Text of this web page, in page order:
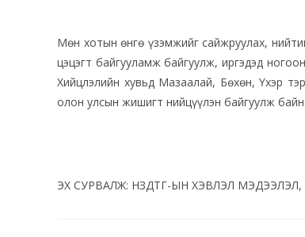
Мөн хотын өнгө үзэмжийг сайжруулах,
цэцэгт байгууламж байгуулж, иргэдэд
Хийцлэлийн хувьд Мазаалай, Бөхөн, Үхэр
олон улсын жишигт нийцүүлэн байгуулж
ЭХ СУРВАЛЖ: НЗДТГ-ЫН ХЭВЛЭЛ